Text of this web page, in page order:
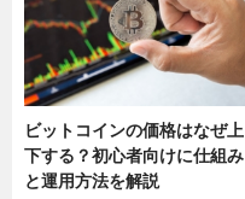
ビットコインの価格はなぜ上
下する？初心者向けに仕組み
と運用方法を解説